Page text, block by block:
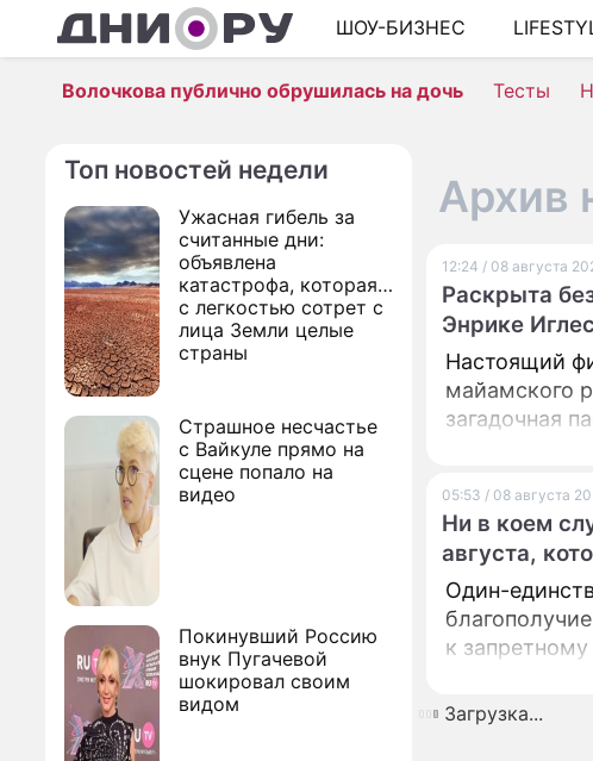
ШОУ-БИЗНЕС
Волочкова публично обрушилась на дочь Тесты
Топ новостей недели
Ужасная гибель за
считанные дни:
объявлена
катастрофа, которая
с легкостью сотрет с
лица Земли целые
страны
Страшное несчастье
с Вайкуле прямо на
сцене попало на
видео
Покинувший Россию
внук Пугачевой
шокировал своим
видом
Архив
12:24 / 08 августа
Раскрыта
Энрике
Настоящий
майамского
загадочная
05:53 / 08 августа
Ни в коем
августа,
Один-
к
Загрузка...